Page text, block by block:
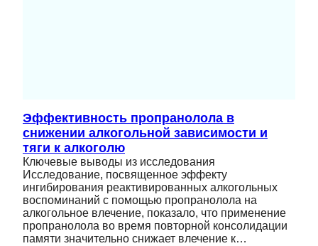
Эффективность пропранолола в
снижении алкогольной зависимости и
тяги к алкоголю
Ключевые выводы из исследования
Исследование, посвященное эффекту
ингибирования реактивированных алкогольных
воспоминаний с помощью пропранолола на
алкогольное влечение, показало, что применение
пропранолола во время повторной консолидации
памяти значительно снижает влечение к…